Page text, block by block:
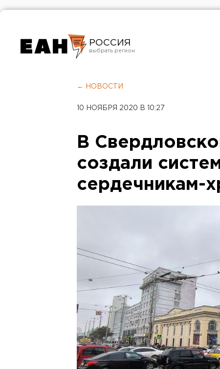
РОССИЯ
Челябинск
← НОВОСТИ
10 НОЯБРЯ 2020 В 10:27
В
создали
сердечникам-